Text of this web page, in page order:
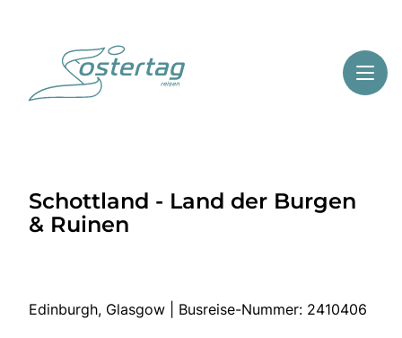
Highlights
Service
Schottland - Land der Burgen
& Ruinen
Edinburgh, Glasgow | Busreise-Nummer: 2410406